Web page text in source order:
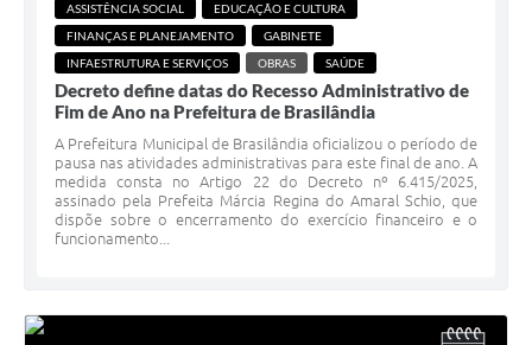
ASSISTÊNCIA SOCIAL
EDUCAÇÃO E CULTURA
FINANÇAS E PLANEJAMENTO
GABINETE
INFAESTRUTURA E SERVIÇOS
OBRAS SAÚDE
Decreto define datas do Recesso Administrativo de
Fim de Ano na Prefeitura de Brasilândia
A Prefeitura Municipal de Brasilândia oficializou o período de
pausa nas atividades administrativas para este final de ano. A
medida consta no Artigo 22 do Decreto nº 6.415/2025,
assinado pela Prefeita Márcia Regina do Amaral Schio, que
dispõe sobre o encerramento do exercício financeiro e o
funcionamento...